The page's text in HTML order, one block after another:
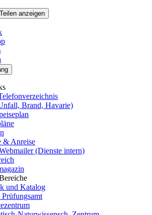
anzeigen
Brand, Havarie)
& Anreise
(Dienste intern)
und Katalog
Prüfungsamt